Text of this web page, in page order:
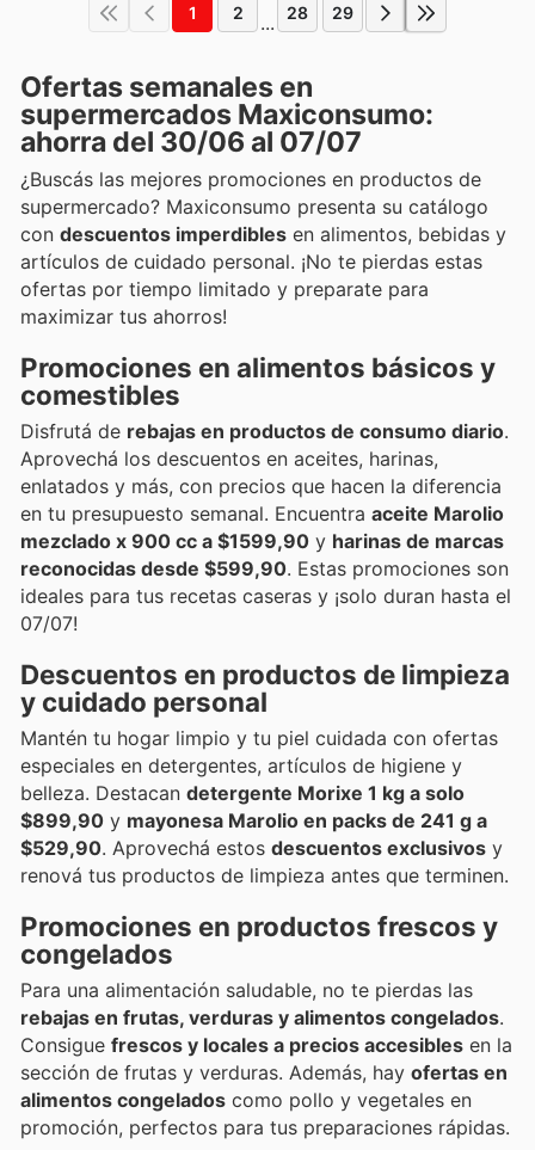
1 2 ... 28 29
Ofertas semanales en
supermercados Maxiconsumo:
ahorra del 30/06 al 07/07
¿Buscás las mejores promociones en productos de
supermercado? Maxiconsumo presenta su catálogo
con descuentos imperdibles en alimentos, bebidas y
artículos de cuidado personal. ¡No te pierdas estas
ofertas por tiempo limitado y preparate para
maximizar tus ahorros!
Promociones en alimentos básicos y
comestibles
Disfrutá de rebajas en productos de consumo diario.
Aprovechá los descuentos en aceites, harinas,
enlatados y más, con precios que hacen la diferencia
en tu presupuesto semanal. Encuentra aceite Marolio
mezclado x 900 cc a $1599,90 y harinas de marcas
reconocidas desde $599,90. Estas promociones son
ideales para tus recetas caseras y ¡solo duran hasta el
07/07!
Descuentos en productos de limpieza
y cuidado personal
Mantén tu hogar limpio y tu piel cuidada con ofertas
especiales en detergentes, artículos de higiene y
belleza. Destacan detergente Morixe 1 kg a solo
$899,90 y mayonesa Marolio en packs de 241 g a
$529,90. Aprovechá estos descuentos exclusivos y
renová tus productos de limpieza antes que terminen.
Promociones en productos frescos y
congelados
Para una alimentación saludable, no te pierdas las
rebajas en frutas, verduras y alimentos congelados.
Consigue frescos y locales a precios accesibles en la
sección de frutas y verduras. Además, hay ofertas en
alimentos congelados como pollo y vegetales en
promoción, perfectos para tus preparaciones rápidas.